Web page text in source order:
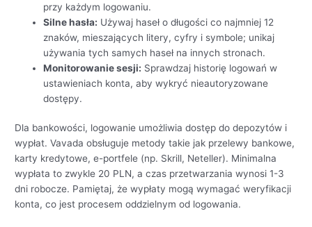
przy każdym logowaniu.
Silne hasła: Używaj haseł o długości co najmniej 12
znaków, mieszających litery, cyfry i symbole; unikaj
używania tych samych haseł na innych stronach.
Monitorowanie sesji: Sprawdzaj historię logowań w
ustawieniach konta, aby wykryć nieautoryzowane
dostępy.
Dla bankowości, logowanie umożliwia dostęp do depozytów i
wypłat. Vavada obsługuje metody takie jak przelewy bankowe,
karty kredytowe, e-portfele (np. Skrill, Neteller). Minimalna
wypłata to zwykle 20 PLN, a czas przetwarzania wynosi 1-3
dni robocze. Pamiętaj, że wypłaty mogą wymagać weryfikacji
konta, co jest procesem oddzielnym od logowania.